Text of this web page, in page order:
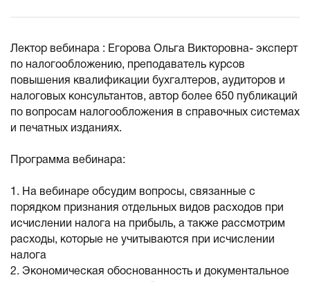
Лектор вебинара : Егорова Ольга Викторовна- эксперт
по налогообложению, преподаватель курсов
повышения квалификации бухгалтеров, аудиторов и
налоговых консультантов, автор более 650 публикаций
по вопросам налогообложения в справочных системах
и печатных изданиях.
Программа вебинара:
1. На вебинаре обсудим вопросы, связанные с
порядком признания отдельных видов расходов при
исчислении налога на прибыль, а также рассмотрим
расходы, которые не учитываются при исчислении
налога
2. Экономическая обоснованность и документальное